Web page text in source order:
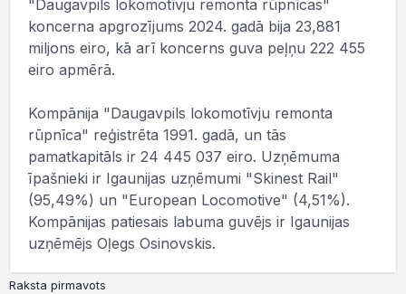
"Daugavpils lokomotīvju remonta rūpnīcas"
koncerna apgrozījums 2024. gadā bija 23,881
miljons eiro, kā arī koncerns guva peļņu 222 455
eiro apmērā.
Kompānija "Daugavpils lokomotīvju remonta
rūpnīca" reģistrēta 1991. gadā, un tās
pamatkapitāls ir 24 445 037 eiro. Uzņēmuma
īpašnieki ir Igaunijas uzņēmumi "Skinest Rail"
(95,49%) un "European Locomotive" (4,51%).
Kompānijas patiesais labuma guvējs ir Igaunijas
uzņēmējs Oļegs Osinovskis.
Raksta pirmavots